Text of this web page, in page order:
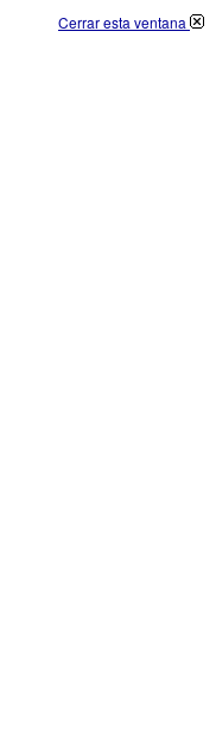
Cerrar esta ventana